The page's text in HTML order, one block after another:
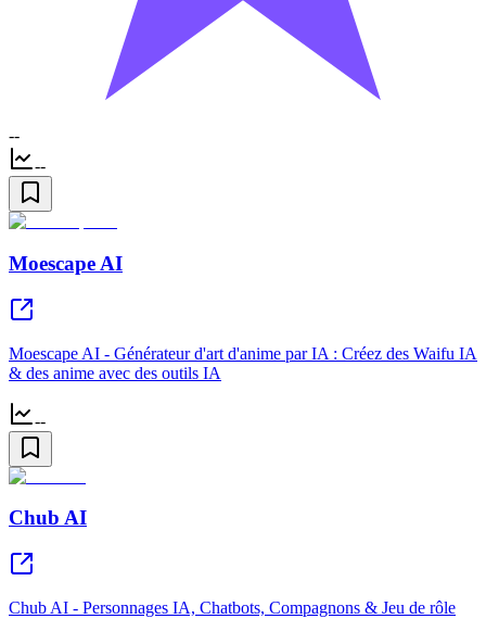
--
--
Moescape AI
Moescape AI - Générateur d'art d'anime par IA : Créez des Waifu IA
& des anime avec des outils IA
--
Chub AI
Chub AI - Personnages IA, Chatbots, Compagnons & Jeu de rôle